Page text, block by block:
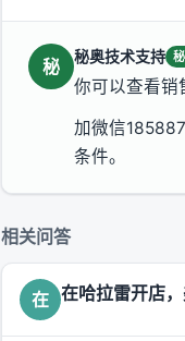
秘 秘奥技术支持
你可以查看销
加微信
条件。
相关问答
在 在哈拉雷开店